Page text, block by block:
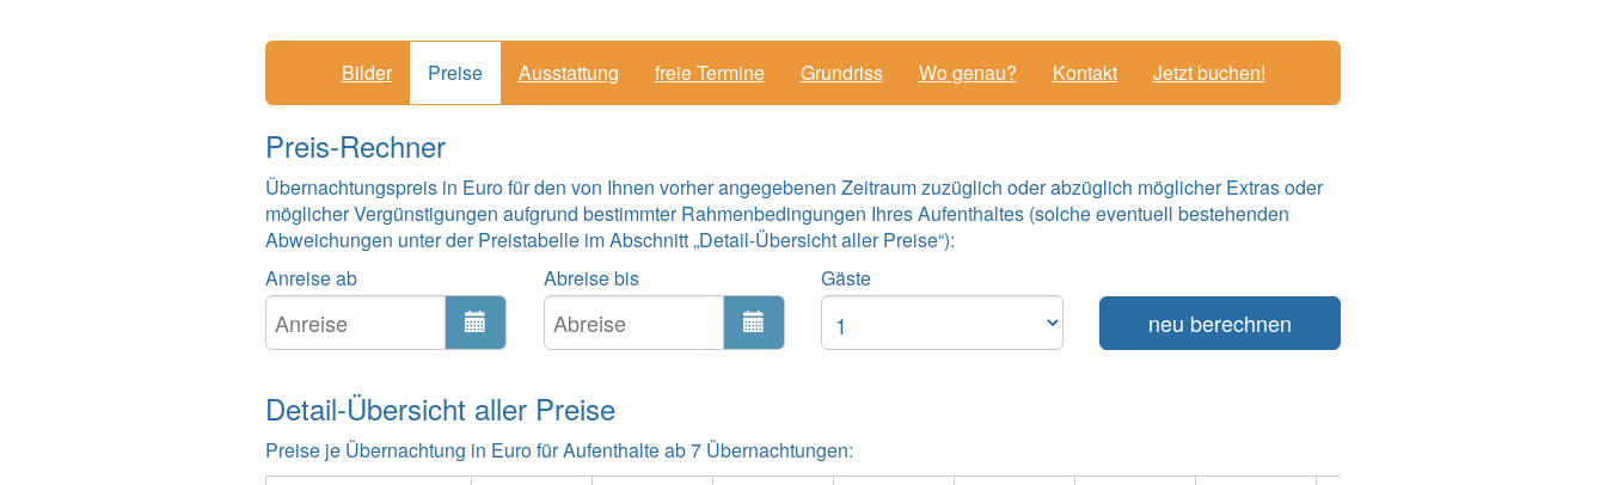
Bilder Preise Ausstattung freie Termine Grundriss Wo genau? Kontakt Jetzt buchen!
Preis-Rechner
Übernachtungspreis in Euro für den von Ihnen vorher angegebenen Zeitraum zuzüglich oder abzüglich möglicher Extras oder
möglicher Vergünstigungen aufgrund bestimmter Rahmenbedingungen Ihres Aufenthaltes (solche eventuell bestehenden
Abweichungen unter der Preistabelle im Abschnitt „Detail-Übersicht aller Preise“):
Anreise ab
Abreise bis Gäste
neu berechnen
Detail-Übersicht aller Preise
Preise je Übernachtung in Euro für Aufenthalte ab 7 Übernachtungen: